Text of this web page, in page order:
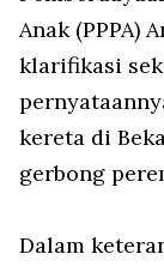
Anak (PPPA)
klarifikasi
kereta di
gerbong
Dalam